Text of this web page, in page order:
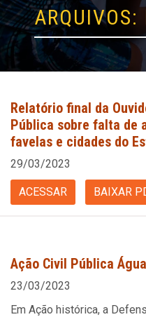
ARQUIVOS:
Relatório final da
Pública sobre falta de
favelas e cidades do
29/03/2023
ACESSAR BAIXAR
Ação Civil Pública
23/03/2023
Em Ação histórica, a